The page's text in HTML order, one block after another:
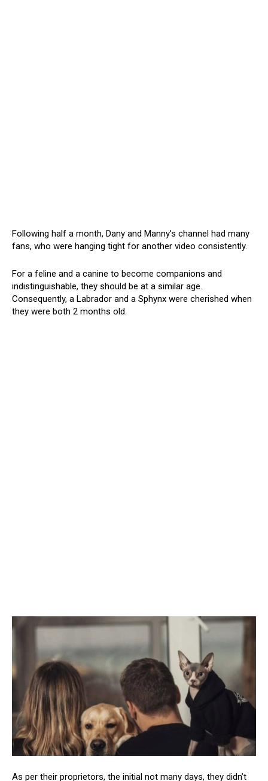
Following half a month, Dany and Manny’s channel had many
fans, who were hanging tight for another video consistently.
For a feline and a canine to become companions and
indistinguishable, they should be at a similar age.
Consequently, a Labrador and a Sphynx were cherished when
they were both 2 months old.
As per their proprietors, the initial not many days, they didn’t